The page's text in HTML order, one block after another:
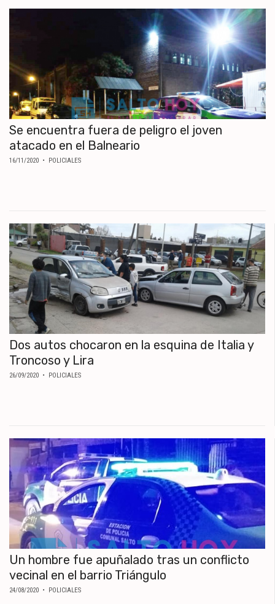
Se encuentra fuera de peligro el joven
atacado en el Balneario
16/11/2020 • POLICIALES
Dos autos chocaron en la esquina de Italia y
Troncoso y Lira
26/09/2020 • POLICIALES
Un hombre fue apuñalado tras un conflicto
vecinal en el barrio Triángulo
24/08/2020 • POLICIALES